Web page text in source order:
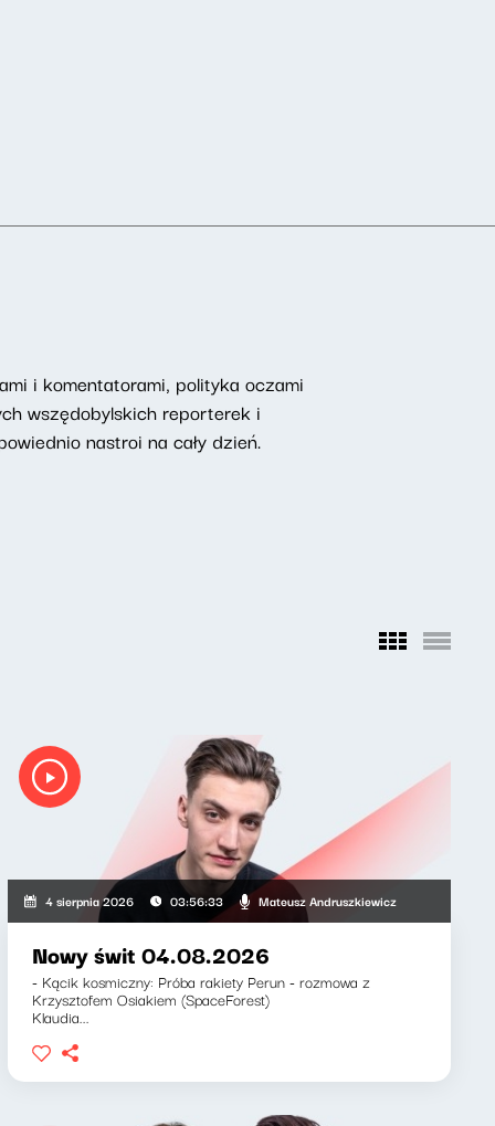
i komentatorami, polityka oczami
wszędobylskich reporterek i
nastroi na cały dzień.
Zuzanna Iłenda
4 sierpnia 2026 03:56:33 Mateusz Andruszkiewicz
Nowy świt 04.08.2026
- Kącik kosmiczny: Próba rakiety Perun - rozmowa z
Krzysztofem Osiakiem (SpaceForest)
Klaudia...